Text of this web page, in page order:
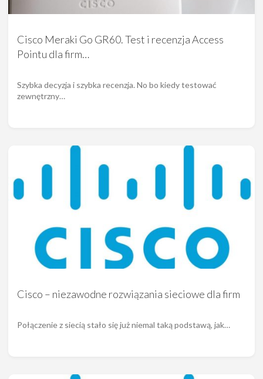
Cisco Meraki Go GR60. Test i recenzja Access
Pointu dla firm…
Szybka decyzja i szybka recenzja. No bo kiedy testować
zewnętrzny…
Cisco – niezawodne rozwiązania sieciowe dla firm
Połączenie z siecią stało się już niemal taką podstawą, jak…